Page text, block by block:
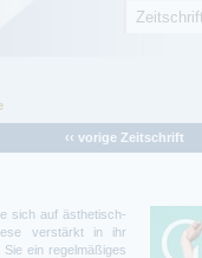
‹‹ vorige Zeitschrift
sich auf ästhetisch-
verstärkt in ihr
ein regelmäßiges